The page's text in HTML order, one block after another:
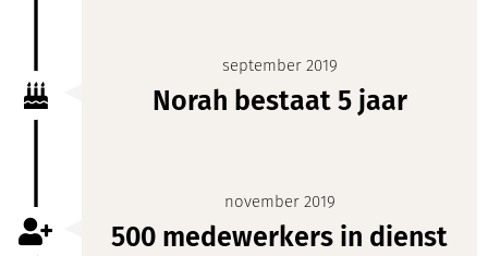
september 2019
Norah bestaat 5 jaar
november 2019
500 medewerkers in dienst